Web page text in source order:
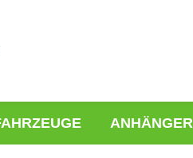
ANHÄNGER